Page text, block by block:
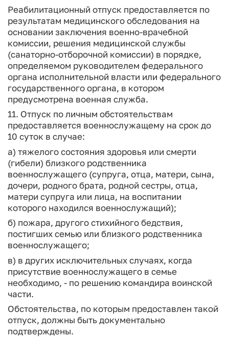
Реабилитационный отпуск предоставляется по
результатам медицинского обследования на
основании заключения военно-врачебной
комиссии, решения медицинской службы
(санаторно-отборочной комиссии) в порядке,
определяемом руководителем федерального
органа исполнительной власти или федерального
государственного органа, в котором
предусмотрена военная служба.
11. Отпуск по личным обстоятельствам
предоставляется военнослужащему на срок до
10 суток в случае:
а) тяжелого состояния здоровья или смерти
(гибели) близкого родственника
военнослужащего (супруга, отца, матери, сына,
дочери, родного брата, родной сестры, отца,
матери супруга или лица, на воспитании
которого находился военнослужащий);
б) пожара, другого стихийного бедствия,
постигших семью или близкого родственника
военнослужащего;
в) в других исключительных случаях, когда
присутствие военнослужащего в семье
необходимо, - по решению командира воинской
части.
Обстоятельства, по которым предоставлен такой
отпуск, должны быть документально
подтверждены.